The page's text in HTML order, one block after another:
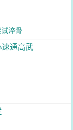
淬骨
通高武